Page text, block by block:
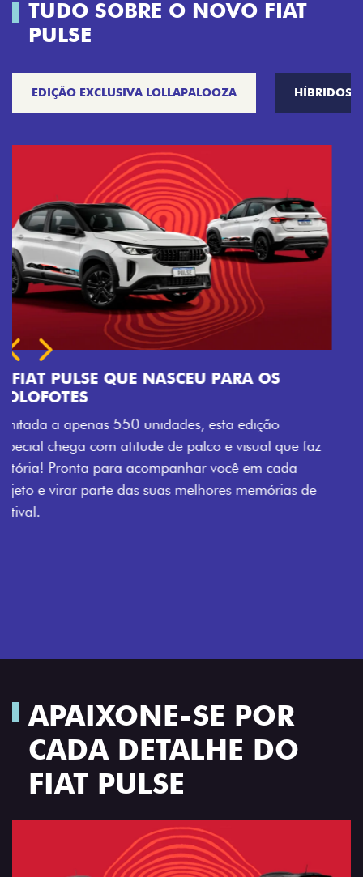
TUDO SOBRE O NOVO FIAT
PULSE
EDIÇÃO EXCLUSIVA LOLLAPALOOZA HÍBRIDOS
APAIXONE-SE POR
CADA DETALHE DO
FIAT PULSE